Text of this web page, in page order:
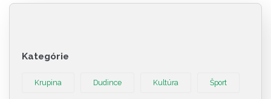
Kategórie
Krupina Dudince Kultúra Šport